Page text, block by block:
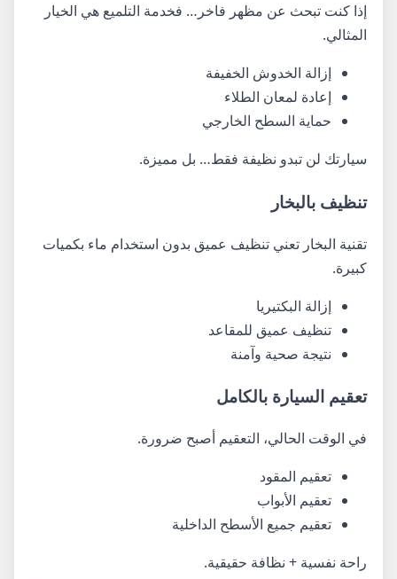
إذا كنت تبحث عن مظهر فاخر… فخدمة التلميع هي الخيار
المثالي.
إزالة الخدوش الخفيفة
إعادة لمعان الطلاء
حماية السطح الخارجي
سيارتك لن تبدو نظيفة فقط… بل مميزة.
تنظيف بالبخار
تقنية البخار تعني تنظيف عميق بدون استخدام ماء بكميات
كبيرة.
إزالة البكتيريا
تنظيف عميق للمقاعد
نتيجة صحية وآمنة
تعقيم السيارة بالكامل
في الوقت الحالي، التعقيم أصبح ضرورة.
تعقيم المقود
تعقيم الأبواب
تعقيم جميع الأسطح الداخلية
راحة نفسية + نظافة حقيقية.